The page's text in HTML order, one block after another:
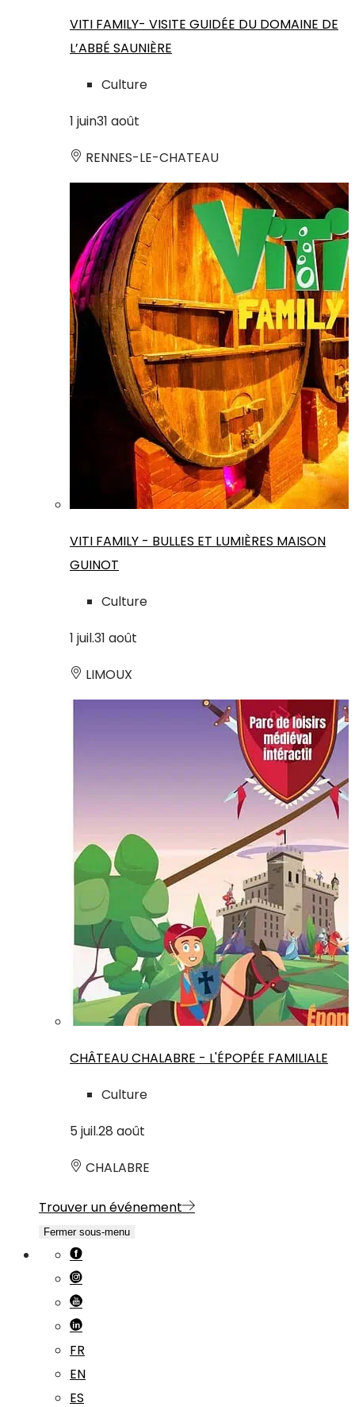
VITI FAMILY- VISITE GUIDÉE DU DOMAINE DE
L’ABBÉ SAUNIÈRE
Culture
1 juin31 août
RENNES-LE-CHATEAU
VITI FAMILY - BULLES ET LUMIÈRES MAISON
GUINOT
Culture
1 juil.31 août
LIMOUX
CHÂTEAU CHALABRE - L'ÉPOPÉE FAMILIALE
Culture
5 juil.28 août
CHALABRE
Trouver un événement
Fermer sous-menu
FR
EN
ES